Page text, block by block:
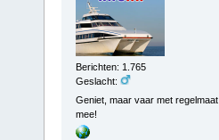
Berichten: 1.765
Geslacht:
Geniet, maar vaar met regelmaat
mee!